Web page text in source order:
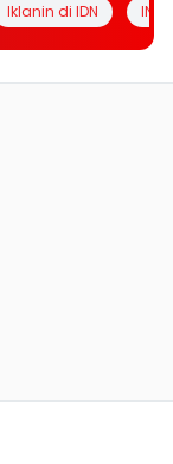
Iklanin di IDN